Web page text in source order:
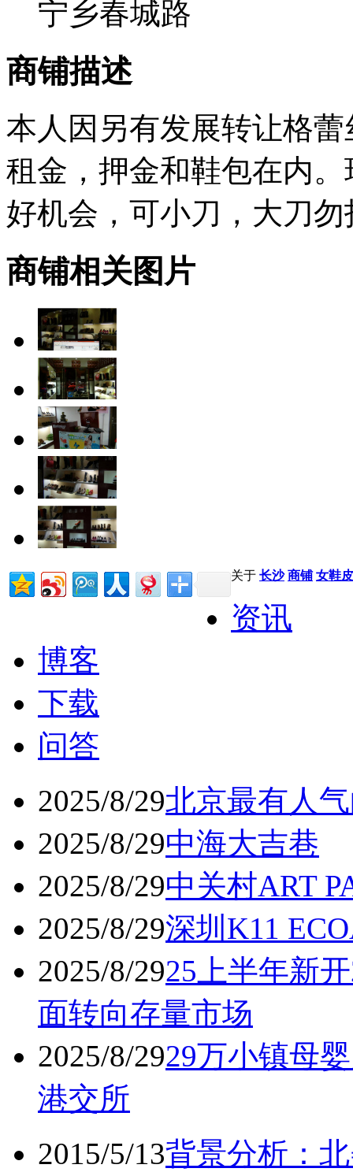
宁乡春城路
商铺描述
本人因另有发展转让格
租金，押金和鞋包在内
好机会，可小刀，大刀
商铺相关图片
关于 长沙 商铺 女鞋
资讯
博客
下载
问答
2025/8/29北京最有人
2025/8/29中海大吉巷
2025/8/29中关村ART
2025/8/29深圳K11
2025/8/2925上半年新
面转向存量市场
2025/8/2929万小镇母
港交所
2015/5/13背景分析：